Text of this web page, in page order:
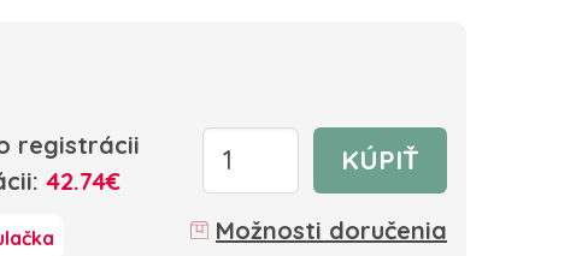
registrácii
42.74€
KÚPIŤ
Možnosti doručenia